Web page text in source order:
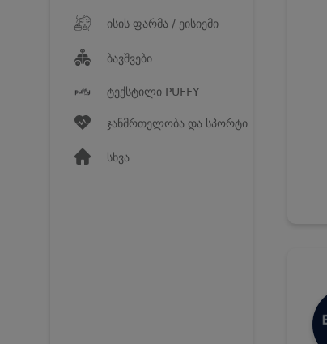
ისის ფარმა / ეისიემი
ბავშვები
ტექსტილი PUFFY
ჯანმრთელობა და სპორტი
სხვა